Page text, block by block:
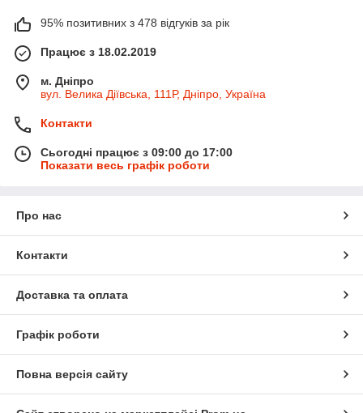
95% позитивних з 478 відгуків за рік
Працює з 18.02.2019
м. Дніпро
вул. Велика Діївська, 111Р, Дніпро, Україна
Контакти
Сьогодні працює з 09:00 до 17:00
Показати весь графік роботи
Про нас
Контакти
Доставка та оплата
Графік роботи
Повна версія сайту